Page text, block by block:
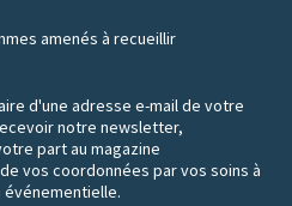
amenés à recueillir
d'une adresse e-mail de votre
notre newsletter,
part au magazine
vos coordonnées par vos soins à